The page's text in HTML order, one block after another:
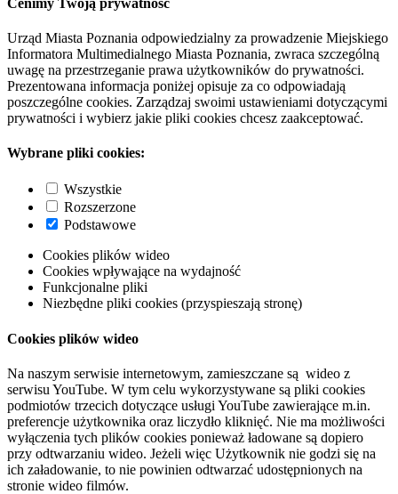
Urząd Miasta Poznania odpowiedzialny za prowadzenie Miejskiego
Informatora Multimedialnego Miasta Poznania, zwraca szczególną
uwagę na przestrzeganie prawa użytkowników do prywatności.
Prezentowana informacja poniżej opisuje za co odpowiadają
poszczególne cookies. Zarządzaj swoimi ustawieniami dotyczącymi
prywatności i wybierz jakie pliki cookies chcesz zaakceptować.
Wybrane pliki cookies:
Wszystkie
Rozszerzone
Podstawowe
Cookies plików wideo
Cookies wpływające na wydajność
Funkcjonalne pliki
Niezbędne pliki cookies (przyspieszają stronę)
Cookies plików wideo
Na naszym serwisie internetowym, zamieszczane są wideo z
serwisu YouTube. W tym celu wykorzystywane są pliki cookies
podmiotów trzecich dotyczące usługi YouTube zawierające m.in.
preferencje użytkownika oraz liczydło kliknięć. Nie ma możliwości
wyłączenia tych plików cookies ponieważ ładowane są dopiero
przy odtwarzaniu wideo. Jeżeli więc Użytkownik nie godzi się na
ich załadowanie, to nie powinien odtwarzać udostępnionych na
stronie wideo filmów.